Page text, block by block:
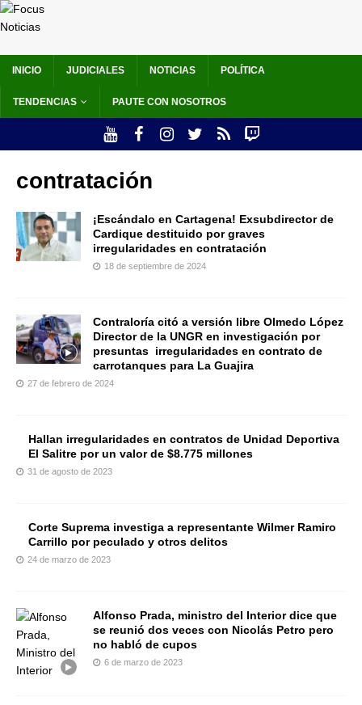
INICIO JUDICIALES NOTICIAS POLÍTICA
TENDENCIAS PAUTE CON NOSOTROS
contratación
¡Escándalo en Cartagena! Exsubdirector de
Cardique destituido por graves
irregularidades en contratación
18 de septiembre de 2024
Contraloría citó a versión libre Olmedo López
Director de la UNGR en investigación por
presuntas irregularidades en contrato de
carrotanques para La Guajira
27 de febrero de 2024
Hallan irregularidades en contratos de Unidad Deportiva
El Salitre por un valor de $8.775 millones
31 de agosto de 2023
Corte Suprema investiga a representante Wilmer Ramiro
Carrillo por peculado y otros delitos
24 de marzo de 2023
Alfonso Prada, ministro del Interior dice que
se reunió dos veces con Nicolás Petro pero
no habló de cupos
6 de marzo de 2023